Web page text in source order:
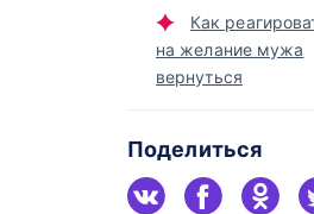
Как
на желание мужа
вернуться
Поделиться